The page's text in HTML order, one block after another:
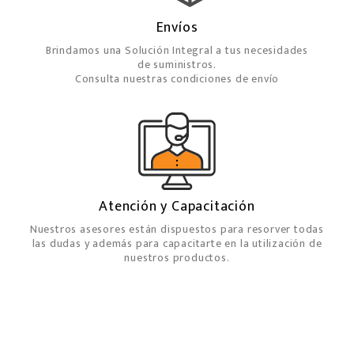
Envíos
Brindamos una Solución Integral a tus necesidades
de suministros.
Consulta nuestras condiciones de envío
Atención y Capacitación
Nuestros asesores están dispuestos para resorver todas
las dudas y además para capacitarte en la utilización de
nuestros productos.